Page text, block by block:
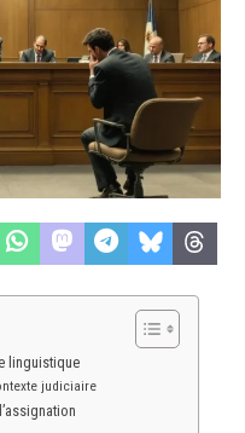
linguistique
judiciaire